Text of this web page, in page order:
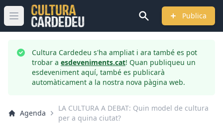
Obrir menú principal Publica
Cultura Cardedeu s'ha ampliat i ara també es pot
trobar a esdeveniments.cat! Quan publiqueu un
esdeveniment aquí, també es publicarà
automàticament a la nostra nova pàgina web.
Agenda
LA CULTURA A DEBAT: Quin model de cultura
per a quina ciutat?